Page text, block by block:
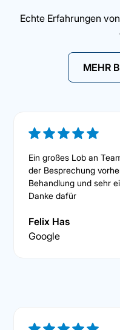
Echte Erfahrungen
MEHR
Ein großes Lob an
der Besprechung
Behandlung und sehr
Danke dafür
Felix Has
Google